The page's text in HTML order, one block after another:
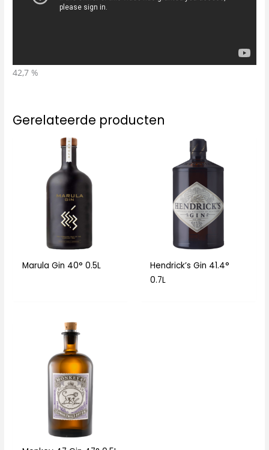
42,7 %
Gerelateerde producten
Marula Gin 40° 0.5L
Hendrick’s Gin 41.4°
0.7L